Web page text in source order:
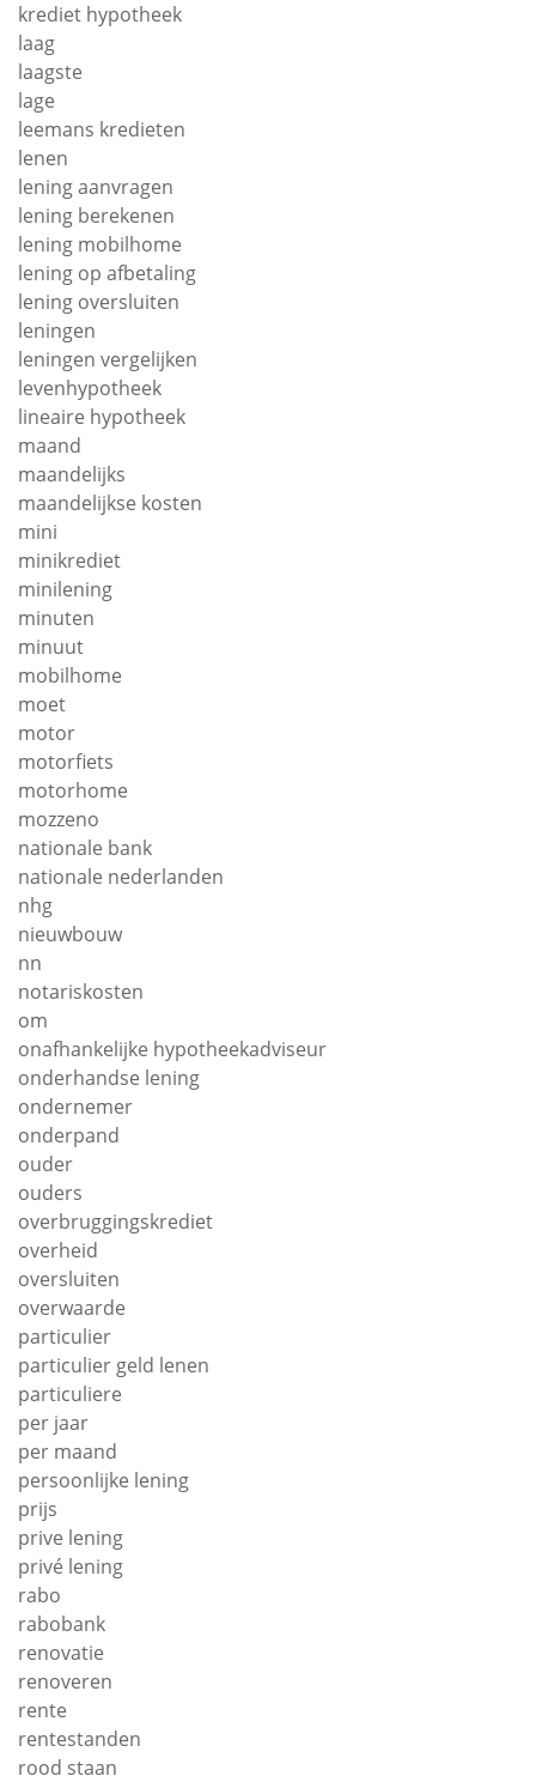
krediet hypotheek
laag
laagste
lage
leemans kredieten
lenen
lening aanvragen
lening berekenen
lening mobilhome
lening op afbetaling
lening oversluiten
leningen
leningen vergelijken
levenhypotheek
lineaire hypotheek
maand
maandelijks
maandelijkse kosten
mini
minikrediet
minilening
minuten
minuut
mobilhome
moet
motor
motorfiets
motorhome
mozzeno
nationale bank
nationale nederlanden
nhg
nieuwbouw
nn
notariskosten
om
onafhankelijke hypotheekadviseur
onderhandse lening
ondernemer
onderpand
ouder
ouders
overbruggingskrediet
overheid
oversluiten
overwaarde
particulier
particulier geld lenen
particuliere
per jaar
per maand
persoonlijke lening
prijs
prive lening
privé lening
rabo
rabobank
renovatie
renoveren
rente
rentestanden
rood staan